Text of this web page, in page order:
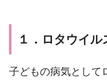
１．ロタウイ
子どもの病気として